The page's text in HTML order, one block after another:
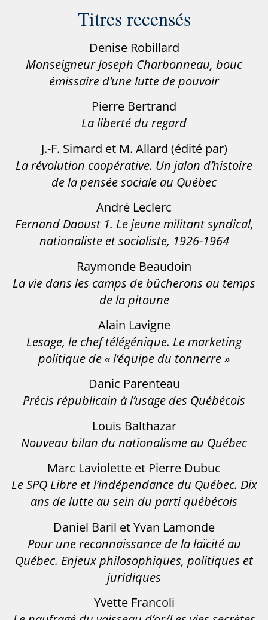
Titres recensés
Denise Robillard
Monseigneur Joseph Charbonneau, bouc
émissaire d’une lutte de pouvoir
Pierre Bertrand
La liberté du regard
J.-F. Simard et M. Allard (édité par)
La révolution coopérative. Un jalon d’histoire
de la pensée sociale au Québec
André Leclerc
Fernand Daoust 1. Le jeune militant syndical,
nationaliste et socialiste, 1926-1964
Raymonde Beaudoin
La vie dans les camps de bûcherons au temps
de la pitoune
Alain Lavigne
Lesage, le chef télégénique. Le marketing
politique de « l’équipe du tonnerre »
Danic Parenteau
Précis républicain à l’usage des Québécois
Louis Balthazar
Nouveau bilan du nationalisme au Québec
Marc Laviolette et Pierre Dubuc
Le SPQ Libre et l’indépendance du Québec. Dix
ans de lutte au sein du parti québécois
Daniel Baril et Yvan Lamonde
Pour une reconnaissance de la laïcité au
Québec. Enjeux philosophiques, politiques et
juridiques
Yvette Francoli